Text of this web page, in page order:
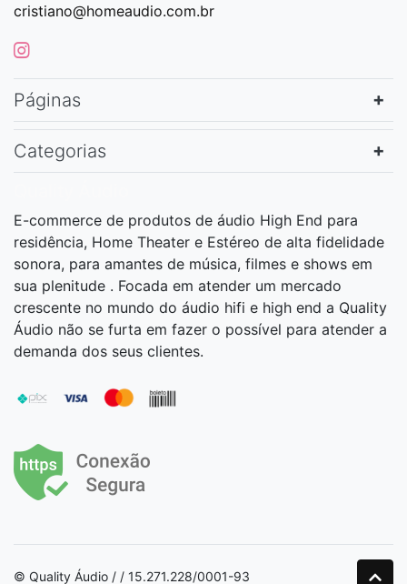
cristiano@homeaudio.com.br
Páginas
Categorias
E-commerce de produtos de áudio High End para
residência, Home Theater e Estéreo de alta fidelidade
sonora, para amantes de música, filmes e shows em
sua plenitude . Focada em atender um mercado
crescente no mundo do áudio hifi e high end a Quality
Áudio não se furta em fazer o possível para atender a
demanda dos seus clientes.
© Quality Áudio / / 15.271.228/0001-93